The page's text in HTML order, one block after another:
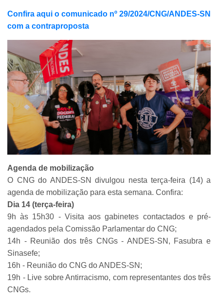
Confira aqui o comunicado nº 29/2024/CNG/ANDES-SN
com a contraproposta
Agenda de mobilização
O CNG do ANDES-SN divulgou nesta terça-feira (14) a
agenda de mobilização para esta semana. Confira:
Dia 14 (terça-feira)
9h às 15h30 - Visita aos gabinetes contactados e pré-
agendados pela Comissão Parlamentar do CNG;
14h - Reunião dos três CNGs - ANDES-SN, Fasubra e
Sinasefe;
16h - Reunião do CNG do ANDES-SN;
19h - Live sobre Antirracismo, com representantes dos três
CNGs.